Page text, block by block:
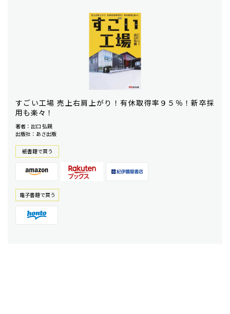
すごい工場 売上右肩上がり！有休取得率９５％！新卒採
用も楽々！
著者：出口 弘親
出版社：あさ出版
紙書籍で買う
電⼦書籍で買う